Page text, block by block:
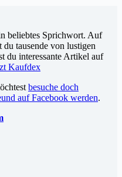
beliebtes Sprichwort. Auf
tausende von lustigen
du interessante Artikel auf
Kaufdex
besuche doch
auf Facebook werden.